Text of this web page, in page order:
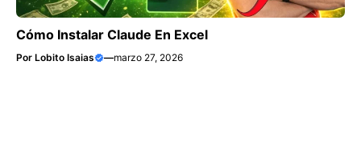
Cómo Instalar Claude En Excel
Por Lobito Isaias —marzo 27, 2026